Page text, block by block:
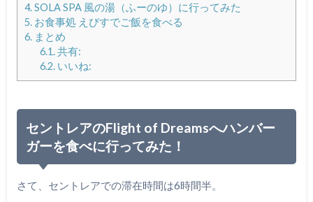
4.SOLA SPA 風の湯（ふーのゆ）に行ってみた
5.お食事処 えびすでご飯を食べる
6.まとめ
6.1.共有:
6.2.いいね:
セントレアのFlight of Dreamsへハンバー
ガーを食べに行ってみた！
さて、セントレアでの滞在時間は6時間半。